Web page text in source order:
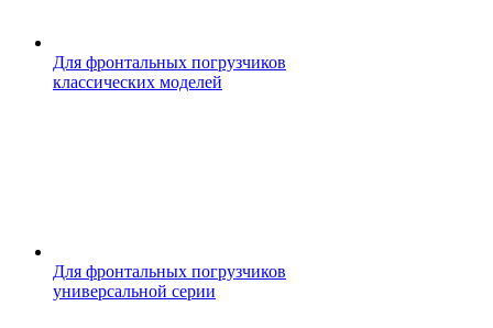
Для фронтальных погрузчиков
классических моделей
Для фронтальных погрузчиков
универсальной серии